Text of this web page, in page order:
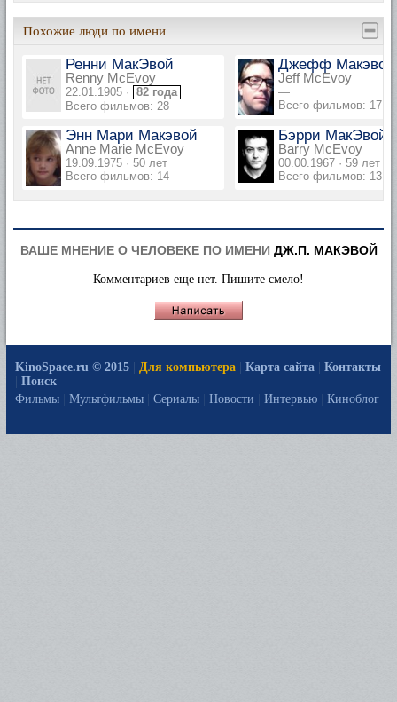
Похожие люди по имени
Ренни МакЭвой
Renny McEvoy
22.01.1905 · 82 года
Всего фильмов: 28
Джефф Макэвой
Jeff McEvoy
—
Всего фильмов: 17
Энн Мари Макэвой
Anne Marie McEvoy
19.09.1975 · 50 лет
Всего фильмов: 14
Бэрри МакЭвой
Barry McEvoy
00.00.1967 · 59 лет
Всего фильмов: 13
ВАШЕ МНЕНИЕ О ЧЕЛОВЕКЕ ПО ИМЕНИ ДЖ.П. МАКЭВОЙ
Комментариев еще нет. Пишите смело!
KinoSpace.ru © 2015 Для компьютера Карта сайта
Контакты
Поиск
Фильмы
Мультфильмы Сериалы Новости Интервью Киноблог